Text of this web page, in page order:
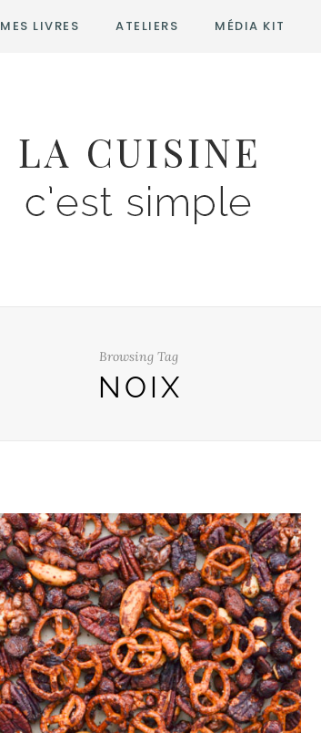
MES LIVRES ATELIERS MÉDIA KIT
Browsing Tag
NOIX